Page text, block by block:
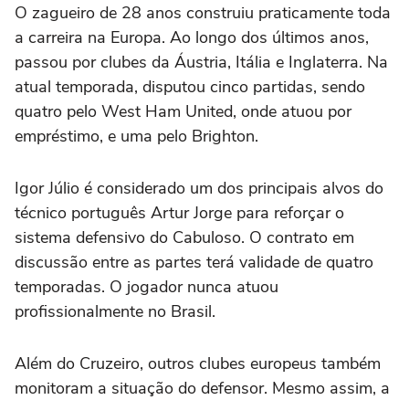
O zagueiro de 28 anos construiu praticamente toda
a carreira na Europa. Ao longo dos últimos anos,
passou por clubes da Áustria, Itália e Inglaterra. Na
atual temporada, disputou cinco partidas, sendo
quatro pelo West Ham United, onde atuou por
empréstimo, e uma pelo Brighton.
Igor Júlio é considerado um dos principais alvos do
técnico português Artur Jorge para reforçar o
sistema defensivo do Cabuloso. O contrato em
discussão entre as partes terá validade de quatro
temporadas. O jogador nunca atuou
profissionalmente no Brasil.
Além do Cruzeiro, outros clubes europeus também
monitoram a situação do defensor. Mesmo assim, a